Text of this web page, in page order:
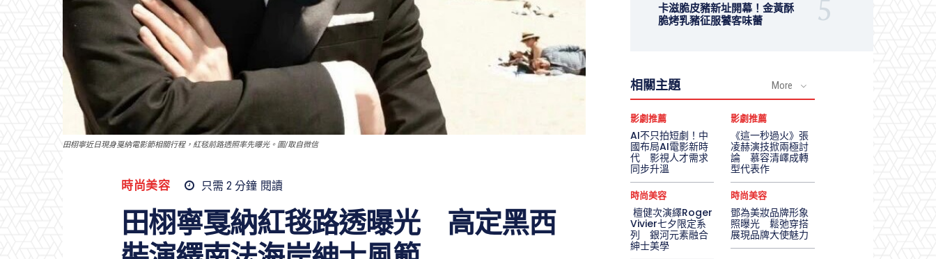
田栩寧近日現身戛納電影節相關行程，紅毯前路透照率先曝光。圖/取自微信
時尚美容 只需 2 分鐘 閱讀
田栩寧戛納紅毯路透曝光 高定黑西
卡滋脆皮豬新址開幕！金黃酥
脆烤乳豬征服饕客味蕾
相關主題 More
影劇推薦
AI不只拍短劇！中
國布局AI電影新時
代 影視人才需求
同步升溫
影劇推薦
《這一秒過火》張
凌赫演技掀兩極討
論 慕容清嶧成轉
型代表作
時尚美容
檀健次演繹Roger
Vivier七夕限定系
列 銀河元素融合
紳士美學
時尚美容
鄧為美妝品牌形象
照曝光 鬆弛穿搭
展現品牌大使魅力